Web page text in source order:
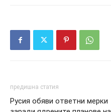
предишна статия
Русия обяви ответни мерки